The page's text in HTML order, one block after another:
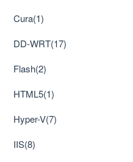
Cura(1)
DD-WRT(17)
Flash(2)
HTML5(1)
Hyper-V(7)
IIS(8)